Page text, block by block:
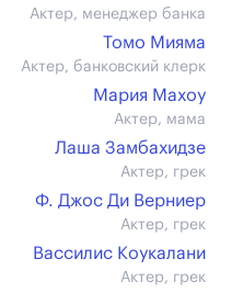
Актер, менеджер банка
Томо Мияма
Актер, банковский клерк
Мария Махоу
Актер, мама
Лаша Замбахидзе
Актер, грек
Ф. Джос Ди Верниер
Актер, грек
Вассилис Коукалани
Актер, грек